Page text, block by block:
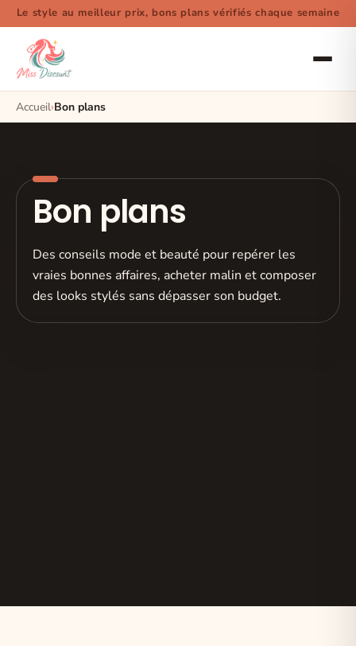
Le style au meilleur prix, bons plans vérifiés chaque semaine
Accueil Bon plans
Bon plans
Des conseils mode et beauté pour repérer les
vraies bonnes affaires, acheter malin et composer
des looks stylés sans dépasser son budget.